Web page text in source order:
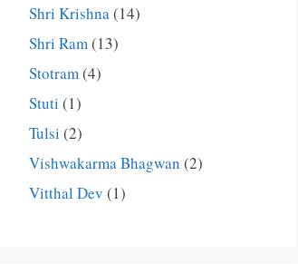
Shri Krishna(14)
Shri Ram(13)
Stotram(4)
Stuti (1)
Tulsi (2)
Vishwakarma Bhagwan (2)
Vitthal Dev (1)